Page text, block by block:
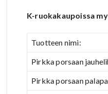
K-ruokakaupoissa
Tuotteen nimi:
Pirkka porsaan
Pirkka porsaan